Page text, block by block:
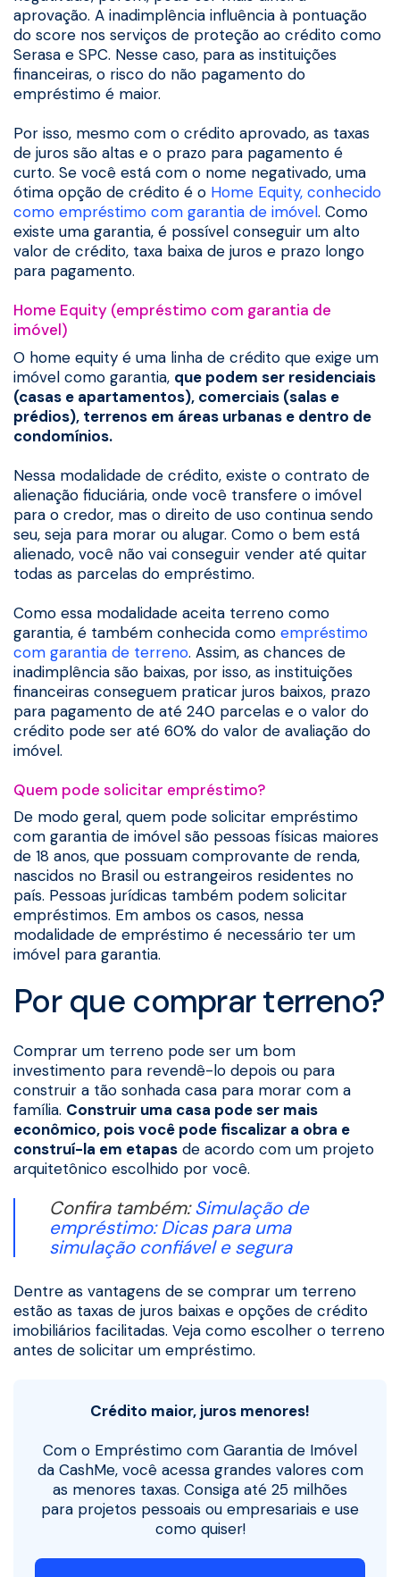
aprovação. A inadimplência influência à pontuação
do score nos serviços de proteção ao crédito como
Serasa e SPC. Nesse caso, para as instituições
financeiras, o risco do não pagamento do
empréstimo é maior.
Por isso, mesmo com o crédito aprovado, as taxas
de juros são altas e o prazo para pagamento é
curto. Se você está com o nome negativado, uma
ótima opção de crédito é o Home Equity, conhecido
como empréstimo com garantia de imóvel. Como
existe uma garantia, é possível conseguir um alto
valor de crédito, taxa baixa de juros e prazo longo
para pagamento.
Home Equity (empréstimo com garantia de
imóvel)
O home equity é uma linha de crédito que exige um
imóvel como garantia, que podem ser residenciais
(casas e apartamentos), comerciais (salas e
prédios), terrenos em áreas urbanas e dentro de
condomínios.
Nessa modalidade de crédito, existe o contrato de
alienação fiduciária, onde você transfere o imóvel
para o credor, mas o direito de uso continua sendo
seu, seja para morar ou alugar. Como o bem está
alienado, você não vai conseguir vender até quitar
todas as parcelas do empréstimo.
Como essa modalidade aceita terreno como
garantia, é também conhecida como empréstimo
com garantia de terreno. Assim, as chances de
inadimplência são baixas, por isso, as instituições
financeiras conseguem praticar juros baixos, prazo
para pagamento de até 240 parcelas e o valor do
crédito pode ser até 60% do valor de avaliação do
imóvel.
Quem pode solicitar empréstimo?
De modo geral, quem pode solicitar empréstimo
com garantia de imóvel são pessoas físicas maiores
de 18 anos, que possuam comprovante de renda,
nascidos no Brasil ou estrangeiros residentes no
país. Pessoas jurídicas também podem solicitar
empréstimos. Em ambos os casos, nessa
modalidade de empréstimo é necessário ter um
imóvel para garantia.
Por que comprar terreno?
Comprar um terreno pode ser um bom
investimento para revendê-lo depois ou para
construir a tão sonhada casa para morar com a
família. Construir uma casa pode ser mais
econômico, pois você pode fiscalizar a obra e
construí-la em etapas de acordo com um projeto
arquitetônico escolhido por você.
Confira também:Simulação de
empréstimo: Dicas para uma
simulação confiável e segura
Dentre as vantagens de se comprar um terreno
estão as taxas de juros baixas e opções de crédito
imobiliários facilitadas. Veja como escolher o terreno
antes de solicitar um empréstimo.
Crédito maior, juros menores!
Com o Empréstimo com Garantia de Imóvel
da CashMe, você acessa grandes valores com
as menores taxas. Consiga até 25 milhões
para projetos pessoais ou empresariais e use
como quiser!